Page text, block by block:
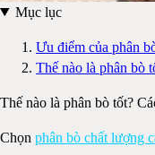
Mục lục
Ưu điểm của phân
Thế nào là phân bò
Thế nào là phân bò tốt?
Chọn phân bò chất lượng